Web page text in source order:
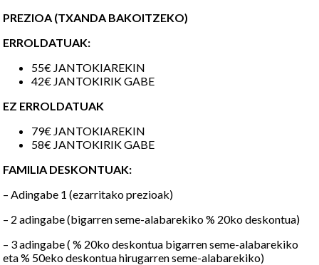
PREZIOA (TXANDA BAKOITZEKO)
ERROLDATUAK:
55€ JANTOKIAREKIN
42€ JANTOKIRIK GABE
EZ ERROLDATUAK
79€ JANTOKIAREKIN
58€ JANTOKIRIK GABE
FAMILIA DESKONTUAK:
– Adingabe 1 (ezarritako prezioak)
– 2 adingabe (bigarren seme-alabarekiko % 20ko deskontua)
– 3 adingabe ( % 20ko deskontua bigarren seme-alabarekiko
eta % 50eko deskontua hirugarren seme-alabarekiko)